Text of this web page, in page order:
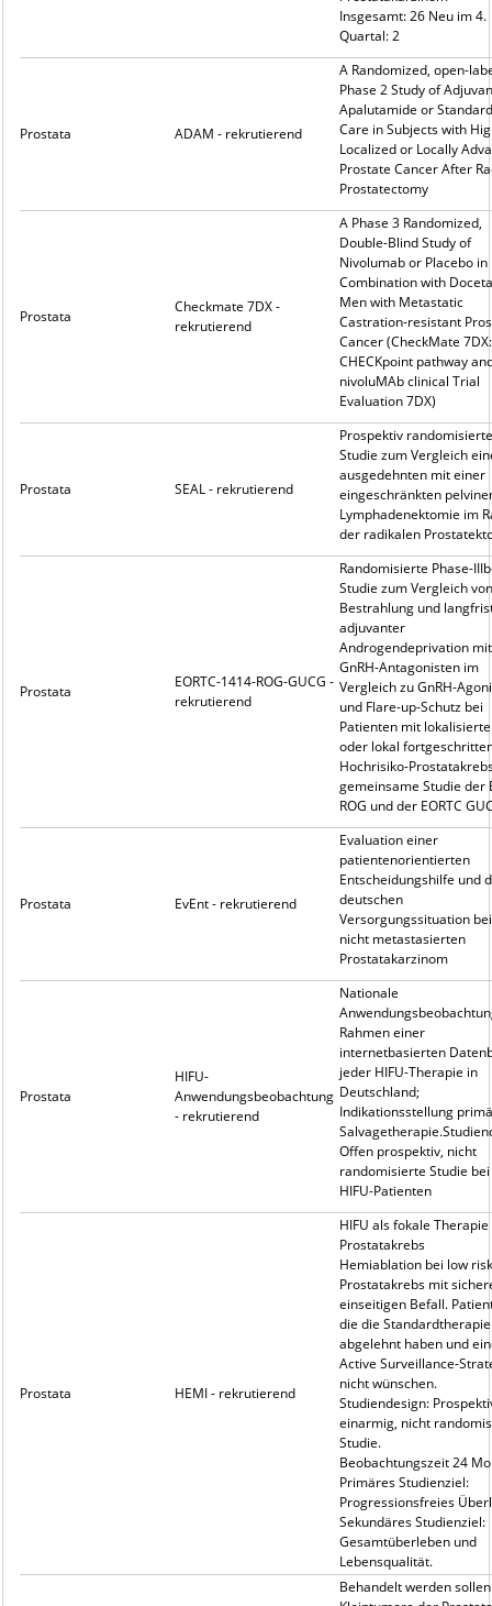
Insgesamt: 26 Neu im 4.
Quartal: 2
Prostata ADAM - rekrutierend
A Randomized, open-
Phase 2 Study of
Apalutamide or
Care in Subjects with
Localized or Locally
Prostate Cancer After
Prostatectomy
Prostata
Checkmate 7DX -
rekrutierend
A Phase 3 Randomized,
Double-Blind Study of
Nivolumab or Placebo in
Combination with
Men with Metastatic
Castration-resistant
Cancer (CheckMate 7DX:
CHECKpoint pathway
nivoluMAb clinical Trial
Evaluation 7DX)
Prostata SEAL - rekrutierend
Prospektiv randomisierte
Studie zum Vergleich
ausgedehnten mit einer
eingeschränkten
Lymphadenektomie im
der radikalen
Prostata
EORTC-1414-ROG-GUCG -
rekrutierend
Randomisierte Phase-
Studie zum Vergleich von
Bestrahlung und
adjuvanter
Androgendeprivation mit
GnRH-Antagonisten im
Vergleich zu GnRH-
und Flare-up-Schutz bei
Patienten mit
oder lokal
Hochrisiko-
gemeinsame Studie der
ROG und der EORTC
Prostata EvEnt - rekrutierend
Evaluation einer
patientenorientierten
Entscheidungshilfe und
deutschen
Versorgungssituation
nicht metastasierten
Prostatakarzinom
Prostata
HIFU-
Anwendungsbeobachtung
- rekrutierend
Nationale
Rahmen einer
internetbasierten
jeder HIFU-Therapie in
Deutschland;
Indikationsstellung
Offen prospektiv, nicht
randomisierte Studie
HIFU-Patienten
Prostata HEMI - rekrutierend
HIFU als fokale
Prostatakrebs
Hemiablation bei low
Prostatakrebs mit
einseitigen Befall.
die die
abgelehnt haben und
Active Surveillance-
nicht wünschen.
Studiendesign:
einarmig, nicht
Studie.
Beobachtungszeit 24
Primäres Studienziel:
Progressionsfreies
Sekundäres Studienziel:
Gesamtüberleben und
Lebensqualität.
Behandelt werden sollen